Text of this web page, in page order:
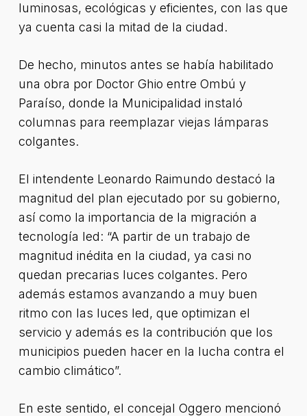
luminosas, ecológicas y eficientes, con las que
ya cuenta casi la mitad de la ciudad.
De hecho, minutos antes se había habilitado
una obra por Doctor Ghio entre Ombú y
Paraíso, donde la Municipalidad instaló
columnas para reemplazar viejas lámparas
colgantes.
El intendente Leonardo Raimundo destacó la
magnitud del plan ejecutado por su gobierno,
así como la importancia de la migración a
tecnología led: “A partir de un trabajo de
magnitud inédita en la ciudad, ya casi no
quedan precarias luces colgantes. Pero
además estamos avanzando a muy buen
ritmo con las luces led, que optimizan el
servicio y además es la contribución que los
municipios pueden hacer en la lucha contra el
cambio climático”.
En este sentido, el concejal Oggero mencionó